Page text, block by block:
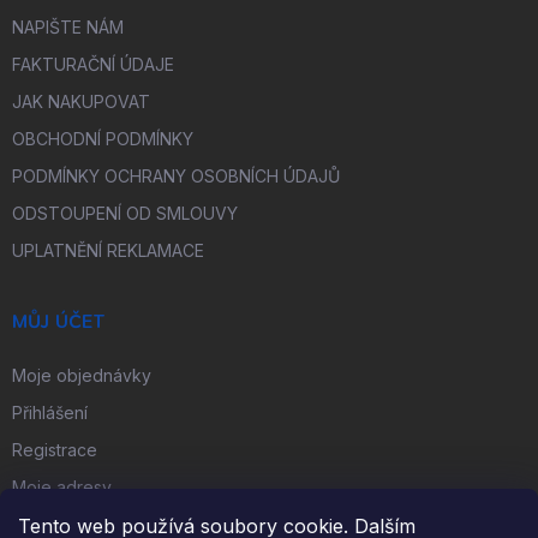
Tento web používá soubory cookie. Dalším
NAPIŠTE NÁM
FAKTURAČNÍ ÚDAJE
JAK NAKUPOVAT
OBCHODNÍ PODMÍNKY
PODMÍNKY OCHRANY OSOBNÍCH ÚDAJŮ
ODSTOUPENÍ OD SMLOUVY
UPLATNĚNÍ REKLAMACE
MŮJ ÚČET
Moje objednávky
Přihlášení
Registrace
Moje adresy